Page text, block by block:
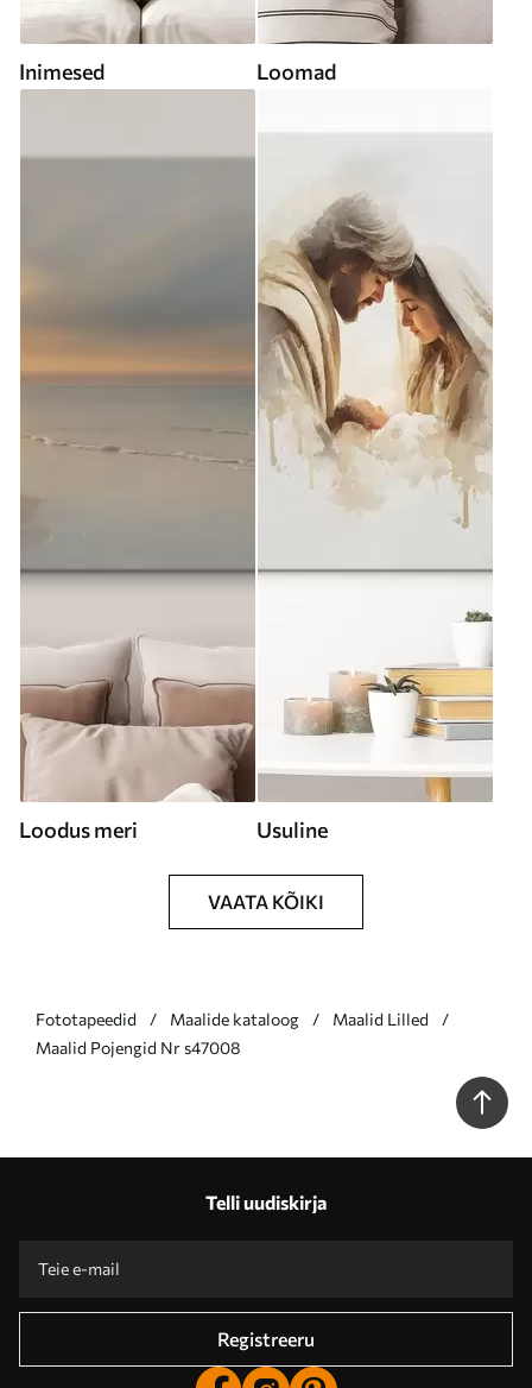
Inimesed Loomad
Loodus meri Usuline
VAATA KÕIKI
Fototapeedid Maalide kataloog
Maalid Lilled
Maalid Pojengid Nr s47008
Telli uudiskirja
Registreeru